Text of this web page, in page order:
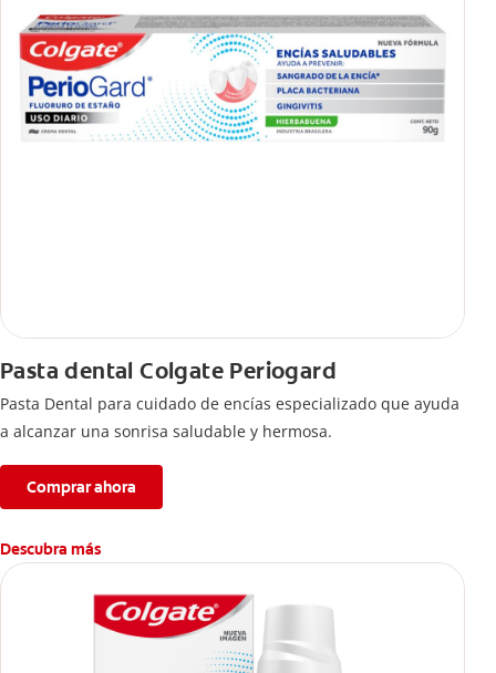
Pasta dental Colgate Periogard
Pasta Dental para cuidado de encías especializado que ayuda
a alcanzar una sonrisa saludable y hermosa.
Comprar ahora
Descubra más